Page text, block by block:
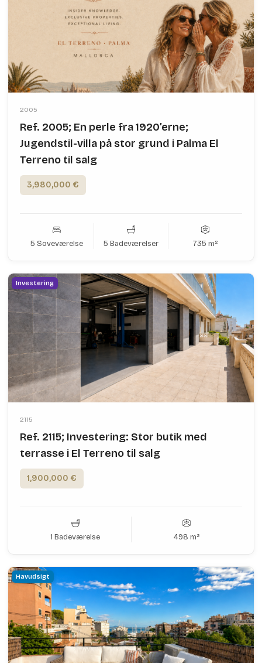
2005
Ref. 2005; En perle fra 1920’erne;
Jugendstil-villa på stor grund i Palma El
Terreno til salg
3,980,000 €
5 Soveværelse 5 Badeværelser 735 m²
Investering
2115
Ref. 2115; Investering: Stor butik med
terrasse i El Terreno til salg
1,900,000 €
1 Badeværelse 498 m²
Havudsigt